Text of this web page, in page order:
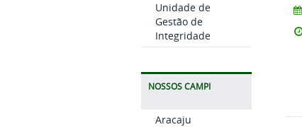
Unidade de
Gestão de
Integridade
NOSSOS CAMPI
Aracaju